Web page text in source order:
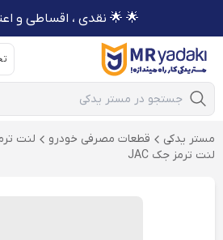
🌟 🌟 نقدی ، اقساطی و
Mobile Search
مستر یدکی قطعات مصرفی خودرو
لنت
لنت ترمز جک JAC